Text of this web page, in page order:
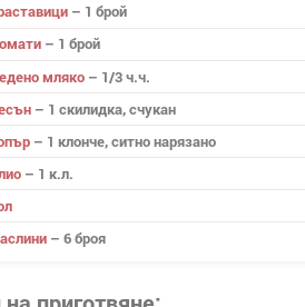
– 1 брой
– 1 брой
мляко – 1/3 ч.ч.
– 1 скилидка, счукан
– 1 клонче, ситно нарязано
– 1 к.л.
– 6 броя